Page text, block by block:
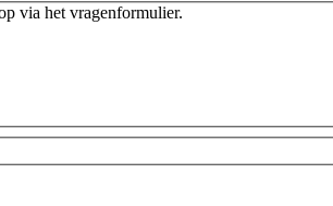
via het vragenformulier.